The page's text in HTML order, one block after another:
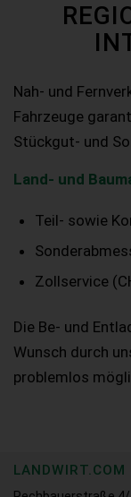
Nah- und
Fahrzeuge
Stückgut- und
Land- und
Teil- sowie
Zollservice
Die Be- und
Wunsch durch
problemlos